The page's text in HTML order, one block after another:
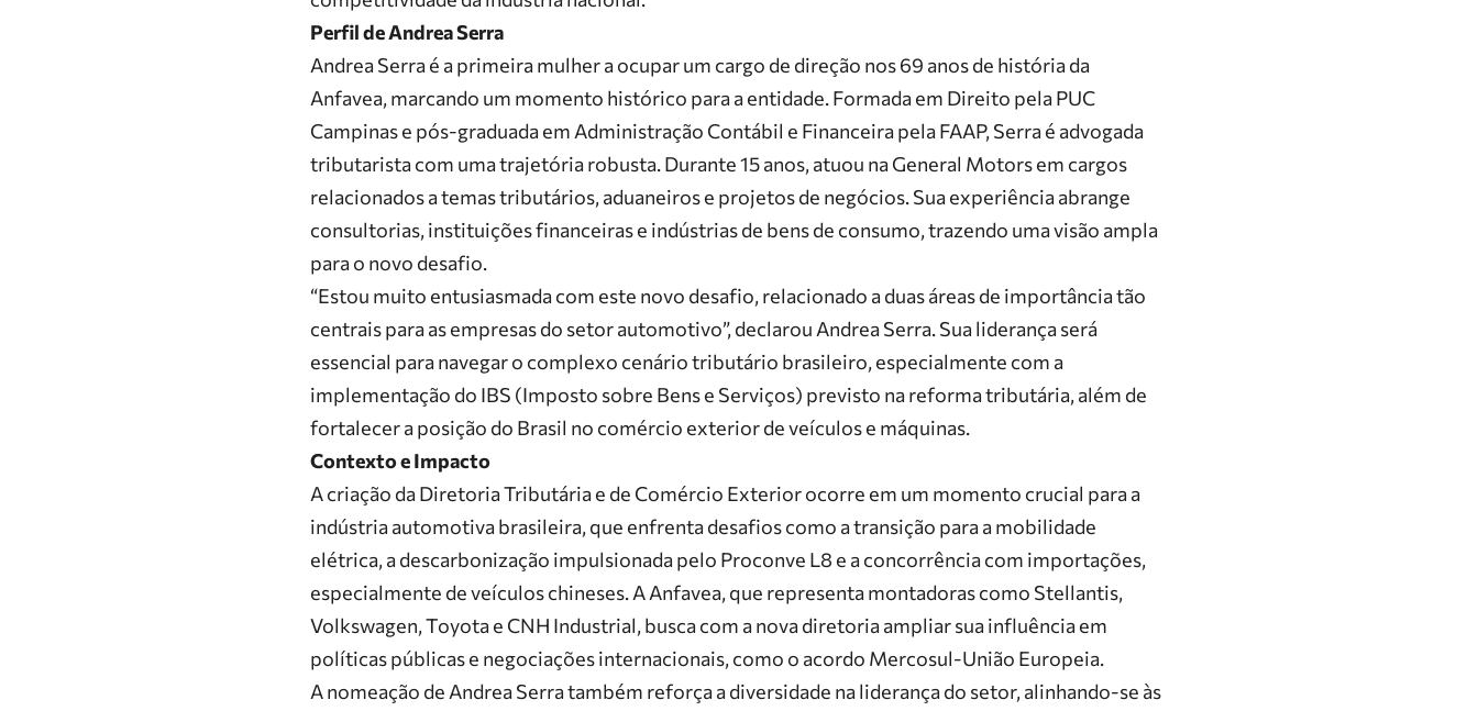
Perfil de Andrea Serra
Andrea Serra é a primeira mulher a ocupar um cargo de direção nos 69 anos de história da
Anfavea, marcando um momento histórico para a entidade. Formada em Direito pela PUC
Campinase pós-graduada em Administração Contábil e Financeira pela FAAP, Serra é advogada
tributarista com uma trajetória robusta. Durante 15 anos, atuou na General Motorsem cargos
relacionados a temas tributários, aduaneiros e projetos de negócios. Sua experiência abrange
consultorias, instituições financeiras e indústrias de bens de consumo, trazendo uma visão ampla
para o novo desafio.
“Estou muito entusiasmada com este novo desafio, relacionado a duas áreas de importância tão
centrais para as empresas do setor automotivo”, declarouAndrea Serra. Sua liderança será
essencial para navegar o complexo cenário tributário brasileiro, especialmente com a
implementação do IBS (Imposto sobre Bens e Serviços) previsto na reforma tributária, além de
fortalecer a posição do Brasil no comércio exterior de veículos e máquinas.
Contexto e Impacto
A criação da Diretoria Tributária e de Comércio Exterior ocorre em um momento crucial para a
indústria automotiva brasileira, que enfrenta desafios como a transição para a mobilidade
elétrica, a descarbonização impulsionada pelo Proconve L8 e a concorrência com importações,
especialmente de veículos chineses. A Anfavea, que representa montadoras como Stellantis,
Volkswagen,Toyota e CNH Industrial, busca com a nova diretoria ampliar sua influência em
políticas públicas e negociações internacionais, como o acordo Mercosul-União Europeia.
A nomeação de Andrea Serra também reforça a diversidade na liderança do setor, alinhando-se às